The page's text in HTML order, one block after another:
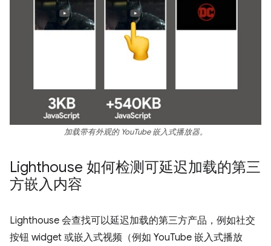
加载带有外观的 YouTube 嵌入式播放器。
Lighthouse 如何检测可延迟加载的第三
方嵌入内容
Lighthouse 会查找可以延迟加载的第三方产品，例如社交
按钮 widget 或嵌入式视频（例如 YouTube 嵌入式播放